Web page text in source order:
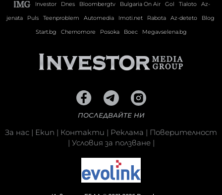
Investor Dnes Bloombergtv Bulgaria On Air Gol Tialoto
Az-
jenata
Puls Teenproblem Automedia Imoti.net Rabota Az-deteto
Blog
Start.bg
Chernomore Posoka Boec Megavselena.bg
ПОСЛЕДВАЙТЕ НИ
За нас | Екип | Контакти | Реклама | Поверителност
| Условия за ползване|